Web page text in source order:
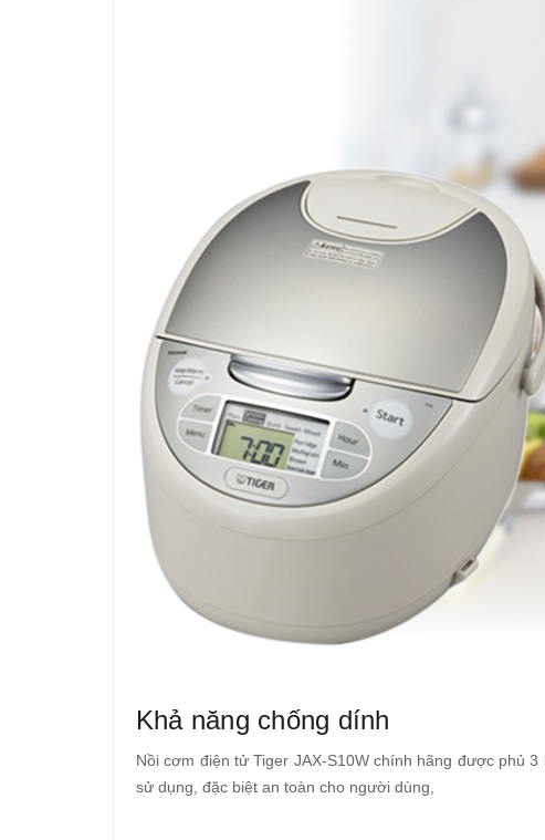
Khả năng chống dính
Nồi cơm điện tử Tiger JAX-S10W chính hãng được phủ
sử dụng, đặc biệt an toàn cho người dùng,